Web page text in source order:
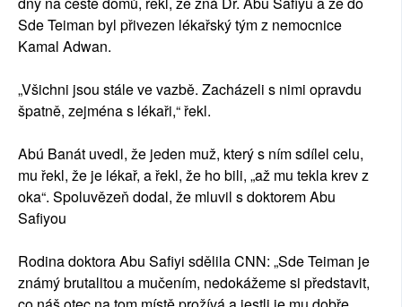
Sde Teiman byl přivezen lékařský tým z nemocnice
Kamal Adwan.
„Všichni jsou stále ve vazbě. Zacházeli s nimi opravdu
špatně, zejména s lékaři,“ řekl.
Abú Banát uvedl, že jeden muž, který s ním sdílel celu,
mu řekl, že je lékař, a řekl, že ho bili, „až mu tekla krev z
oka“. Spoluvězeň dodal, že mluvil s doktorem Abu
Safiyou
Rodina doktora Abu Safiyi sdělila CNN: „Sde Teiman je
známý brutalitou a mučením, nedokážeme si představit,